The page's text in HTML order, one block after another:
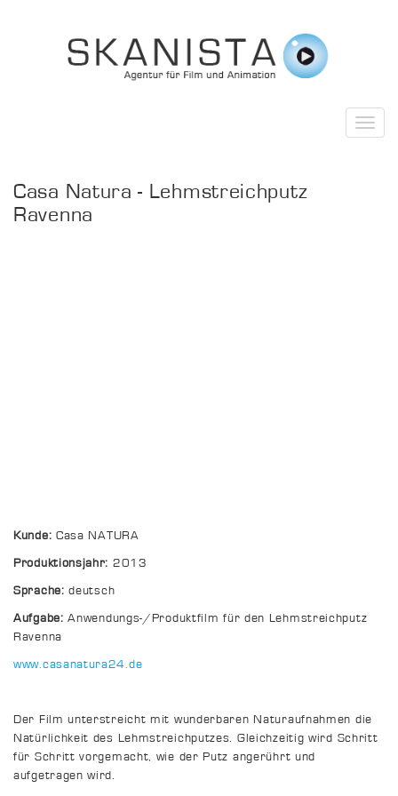
Casa Natura - Lehmstreichputz
Ravenna
Kunde: Casa NATURA
Produktionsjahr: 2013
Sprache: deutsch
Aufgabe: Anwendungs-/Produktfilm für den Lehmstreichputz
Ravenna
www.casanatura24.de
Der Film unterstreicht mit wunderbaren Naturaufnahmen die
Natürlichkeit des Lehmstreichputzes. Gleichzeitig wird Schritt
für Schritt vorgemacht, wie der Putz angerührt und
aufgetragen wird.